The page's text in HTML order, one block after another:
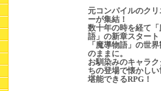
元コンパイルのクリ
ーが集結！
数十年の時を経て「
語」の新章スタート
「魔導物語」の世
のままに。
お馴染みのキャラ
ちの登場で懐かし
堪能できるRPG！